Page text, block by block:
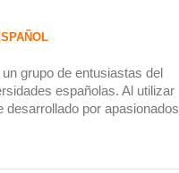
grupo de entusiastas del
españolas. Al utilizar
desarrollado por apasionados